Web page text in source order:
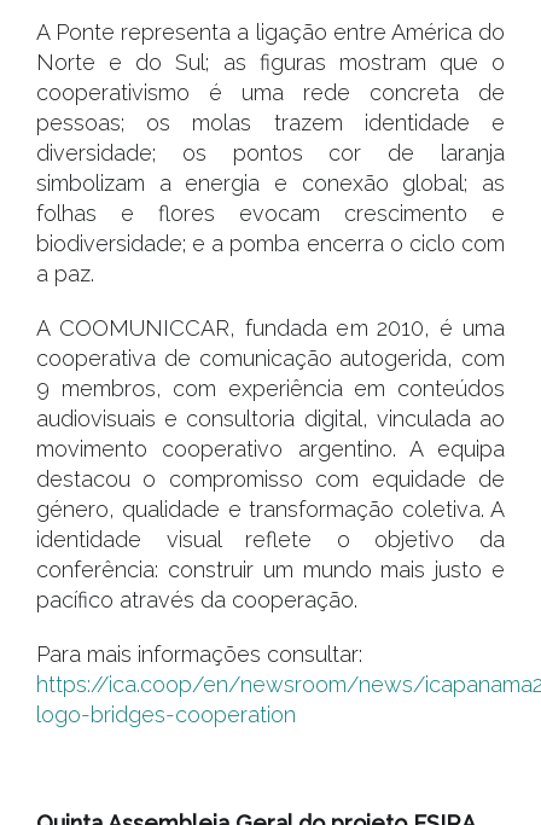
A Ponte representa a ligação entre América do
Norte e do Sul; as figuras mostram que o
cooperativismo é uma rede concreta de
pessoas; os molas trazem identidade e
diversidade; os pontos cor de laranja
simbolizam a energia e conexão global; as
folhas e flores evocam crescimento e
biodiversidade; e a pomba encerra o ciclo com
a paz.
A COOMUNICCAR, fundada em 2010, é uma
cooperativa de comunicação autogerida, com
9 membros, com experiência em conteúdos
audiovisuais e consultoria digital, vinculada ao
movimento cooperativo argentino. A equipa
destacou o compromisso com equidade de
género, qualidade e transformação coletiva. A
identidade visual reflete o objetivo da
conferência: construir um mundo mais justo e
pacífico através da cooperação.
Para mais informações consultar:
https://ica.coop/en/newsroom/news/
logo-bridges-cooperation